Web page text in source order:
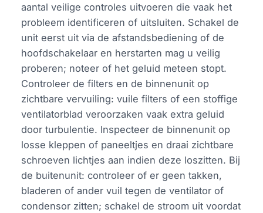
aantal veilige controles uitvoeren die vaak het
probleem identificeren of uitsluiten. Schakel de
unit eerst uit via de afstandsbediening of de
hoofdschakelaar en herstarten mag u veilig
proberen; noteer of het geluid meteen stopt.
Controleer de filters en de binnenunit op
zichtbare vervuiling: vuile filters of een stoffige
ventilatorblad veroorzaken vaak extra geluid
door turbulentie. Inspecteer de binnenunit op
losse kleppen of paneeltjes en draai zichtbare
schroeven lichtjes aan indien deze loszitten. Bij
de buitenunit: controleer of er geen takken,
bladeren of ander vuil tegen de ventilator of
condensor zitten; schakel de stroom uit voordat